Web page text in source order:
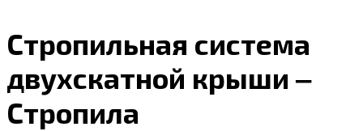
Стропильная система
двухскатной крыши ‒
Стропила